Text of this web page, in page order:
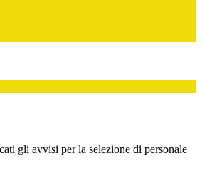
gli avvisi per la selezione di personale